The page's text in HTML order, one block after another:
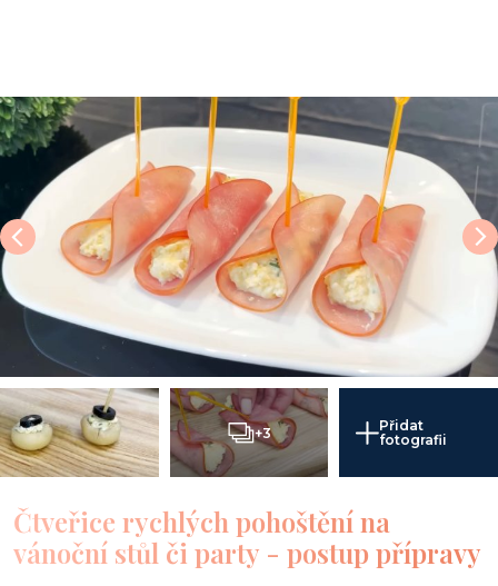
+3
Přidat
fotografii
Čtveřice rychlých pohoštění na
vánoční stůl či party - postup přípravy